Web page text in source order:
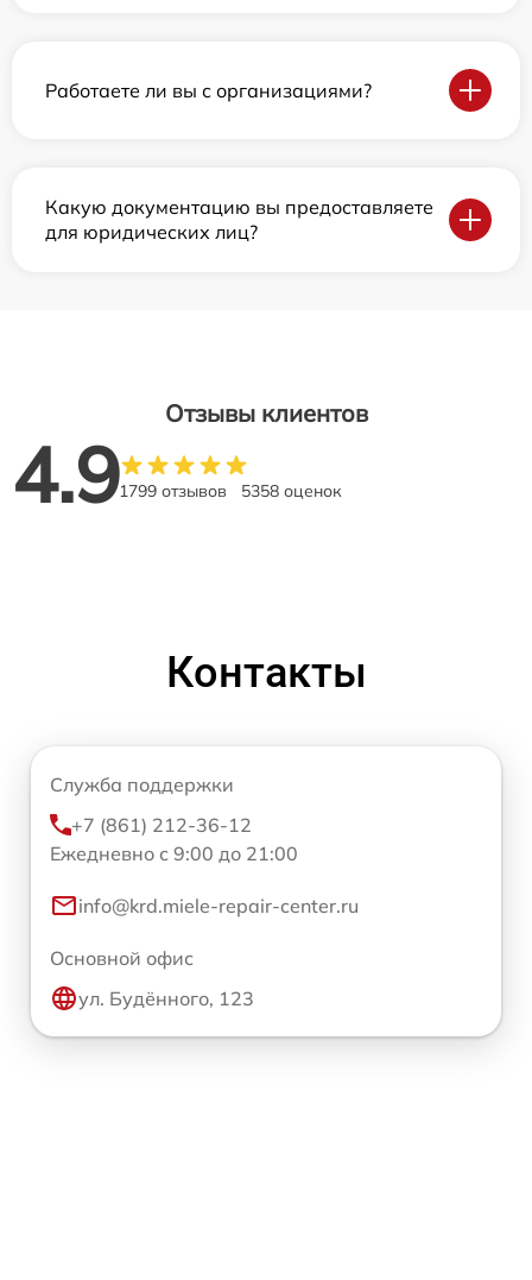
Работаете ли вы с организациями?
Какую документацию вы предоставляете
для юридических лиц?
Отзывы клиентов
4.91799 отзывов 5358 оценок
Контакты
Служба поддержки
+7 (861) 212-36-12
Ежедневно с 9:00 до 21:00
info@krd.miele-repair-center.ru
Основной офис
ул. Будённого, 123